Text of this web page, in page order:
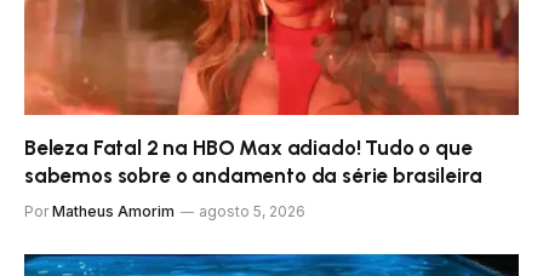
Beleza Fatal 2 na HBO Max adiado! Tudo o que
sabemos sobre o andamento da série brasileira
Por Matheus Amorim agosto 5, 2026